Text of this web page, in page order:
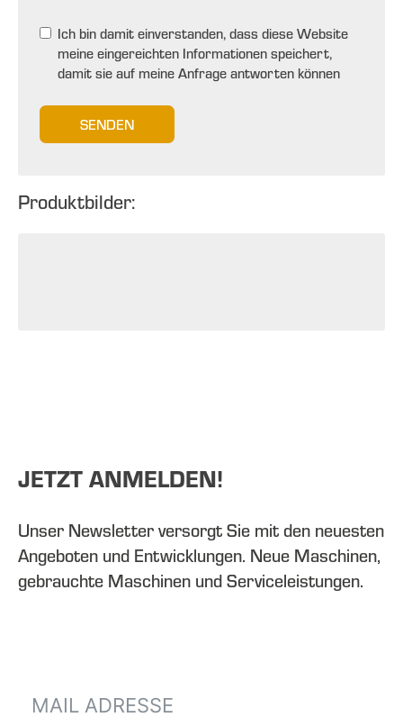
Ich bin damit einverstanden, dass diese Website
meine eingereichten Informationen speichert,
damit sie auf meine Anfrage antworten können
SENDEN
Produktbilder:
JETZT ANMELDEN!
Unser Newsletter versorgt Sie mit den neuesten
Angeboten und Entwicklungen. Neue Maschinen,
gebrauchte Maschinen und Serviceleistungen.